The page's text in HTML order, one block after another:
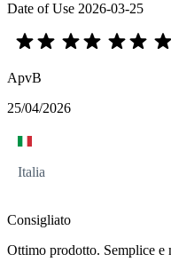
Date of Use 2026-03-25
ApvB
25/04/2026
Italia
Consigliato
Ottimo prodotto. Semplice e